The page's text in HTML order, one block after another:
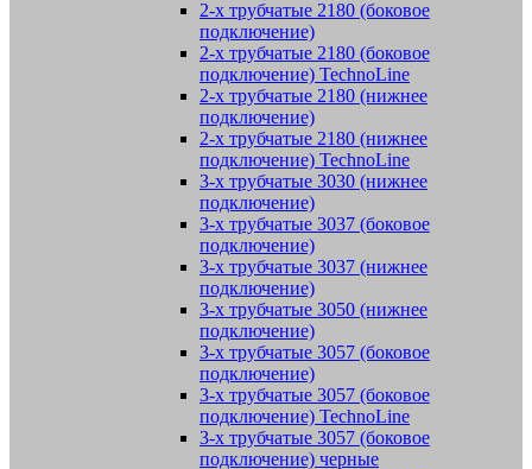
2-х трубчатые 2180 (боковое
подключение)
2-х трубчатые 2180 (боковое
подключение) TechnoLine
2-х трубчатые 2180 (нижнее
подключение)
2-х трубчатые 2180 (нижнее
подключение) TechnoLine
3-х трубчатые 3030 (нижнее
подключение)
3-х трубчатые 3037 (боковое
подключение)
3-х трубчатые 3037 (нижнее
подключение)
3-х трубчатые 3050 (нижнее
подключение)
3-х трубчатые 3057 (боковое
подключение)
3-х трубчатые 3057 (боковое
подключение) TechnoLine
3-х трубчатые 3057 (боковое
подключение) черные